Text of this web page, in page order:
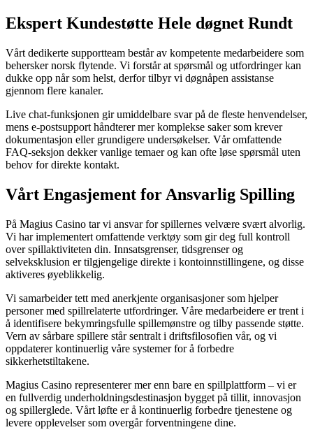
Ekspert Kundestøtte Hele døgnet Rundt
Vårt dedikerte supportteam består av kompetente medarbeidere som
behersker norsk flytende. Vi forstår at spørsmål og utfordringer kan
dukke opp når som helst, derfor tilbyr vi døgnåpen assistanse
gjennom flere kanaler.
Live chat-funksjonen gir umiddelbare svar på de fleste henvendelser,
mens e-postsupport håndterer mer komplekse saker som krever
dokumentasjon eller grundigere undersøkelser. Vår omfattende
FAQ-seksjon dekker vanlige temaer og kan ofte løse spørsmål uten
behov for direkte kontakt.
Vårt Engasjement for Ansvarlig Spilling
På Magius Casino tar vi ansvar for spillernes velvære svært alvorlig.
Vi har implementert omfattende verktøy som gir deg full kontroll
over spillaktiviteten din. Innsatsgrenser, tidsgrenser og
selveksklusion er tilgjengelige direkte i kontoinnstillingene, og disse
aktiveres øyeblikkelig.
Vi samarbeider tett med anerkjente organisasjoner som hjelper
personer med spillrelaterte utfordringer. Våre medarbeidere er trent i
å identifisere bekymringsfulle spillemønstre og tilby passende støtte.
Vern av sårbare spillere står sentralt i driftsfilosofien vår, og vi
oppdaterer kontinuerlig våre systemer for å forbedre
sikkerhetstiltakene.
Magius Casino representerer mer enn bare en spillplattform – vi er
en fullverdig underholdningsdestinasjon bygget på tillit, innovasjon
og spillerglede. Vårt løfte er å kontinuerlig forbedre tjenestene og
levere opplevelser som overgår forventningene dine.